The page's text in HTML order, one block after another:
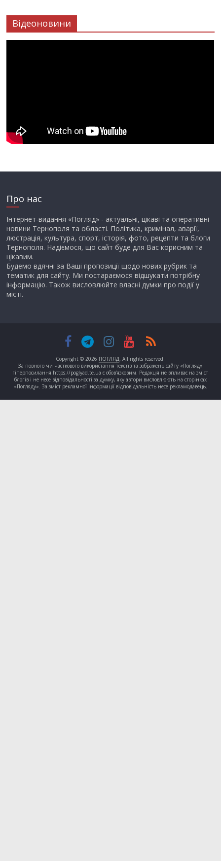
Відеоновини
Про нас
Інтернет-видання «Погляд» - актуальні, цікаві та оперативні
новини Тернополя та області. Політика, кримінал, аварії,
люстрація, культура, спорт, історія, фото, рецепти та блоги
Тернополя. Надіємося, що сайт буде для Вас корисним та
цікавим.
Будемо вдячні за Ваші пропозиції щодо нових рубрик та
тематик для сайту. Ми постараємося відшукати потрібну
інформацію. Також висловлюйте власні думки про події у
місті.
Copyright © 2026 ПОГЛЯД . All rights reserved.
За повного чи часткового використання текстів та зображень сайту «Погляд»
гіперпосилання https://poglyad.te.ua є обов’язковим. Редакція не впливає на зміст
блогів і не несе відповідальності за думку, яку автори висловлюють на сторінках
«Погляду». За зміст рекламної інформації відповідальність несе рекламодавець.